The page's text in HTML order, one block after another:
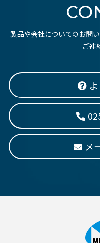
製品や会社についてのお問
ご連
メ